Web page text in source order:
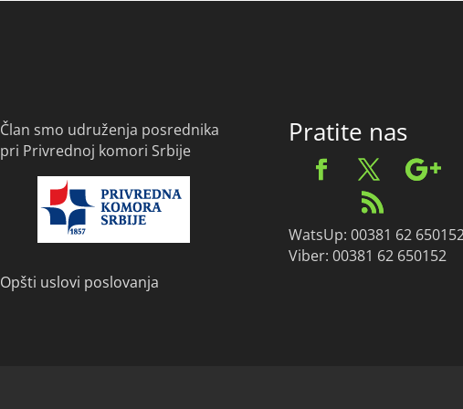
Član smo udruženja posrednika
pri Privrednoj komori Srbije
Opšti uslovi poslovanja
Pratite nas
WatsUp: 00381 62
Viber: 00381 62 650152